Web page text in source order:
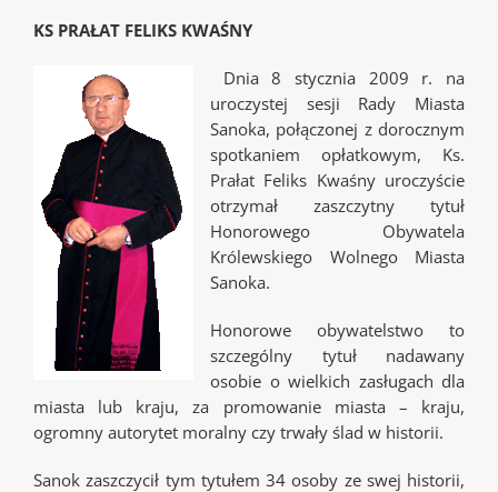
KS PRAŁAT FELIKS KWAŚNY
Dnia 8 stycznia 2009 r. na
uroczystej sesji Rady Miasta
Sanoka, połączonej z dorocznym
spotkaniem opłatkowym, Ks.
Prałat Feliks Kwaśny uroczyście
otrzymał zaszczytny tytuł
Honorowego Obywatela
Królewskiego Wolnego Miasta
Sanoka.
Honorowe obywatelstwo to
szczególny tytuł nadawany
osobie o wielkich zasługach dla
miasta lub kraju, za promowanie miasta – kraju,
ogromny autorytet moralny czy trwały ślad w historii.
Sanok zaszczycił tym tytułem 34 osoby ze swej historii,